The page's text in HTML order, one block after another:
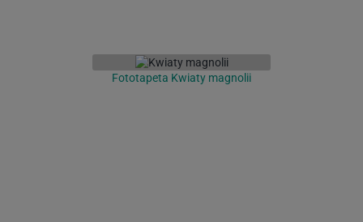
Fototapeta Kwiaty magnolii